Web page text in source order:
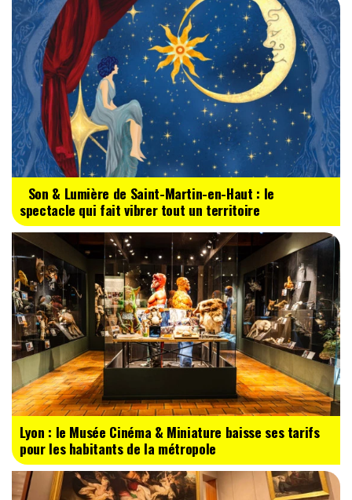
Son & Lumière de Saint-Martin-en-Haut : le
spectacle qui fait vibrer tout un territoire
Lyon : le Musée Cinéma & Miniature baisse ses tarifs
pour les habitants de la métropole